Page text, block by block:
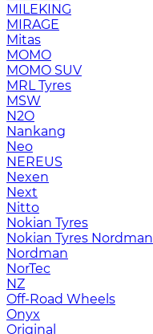
MILEKING
MIRAGE
Mitas
MOMO
MOMO SUV
MRL Tyres
MSW
N2O
Nankang
Neo
NEREUS
Nexen
Next
Nitto
Nokian Tyres
Nokian Tyres Nordman
Nordman
NorTec
NZ
Off-Road Wheels
Onyx
Original